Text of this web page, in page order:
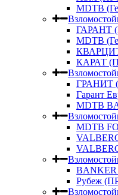
MDTB
ГАРАНТ
MDTB
КАРАТ
ГРАНИТ
Гарант
MDTB
MDTB
Рубеж